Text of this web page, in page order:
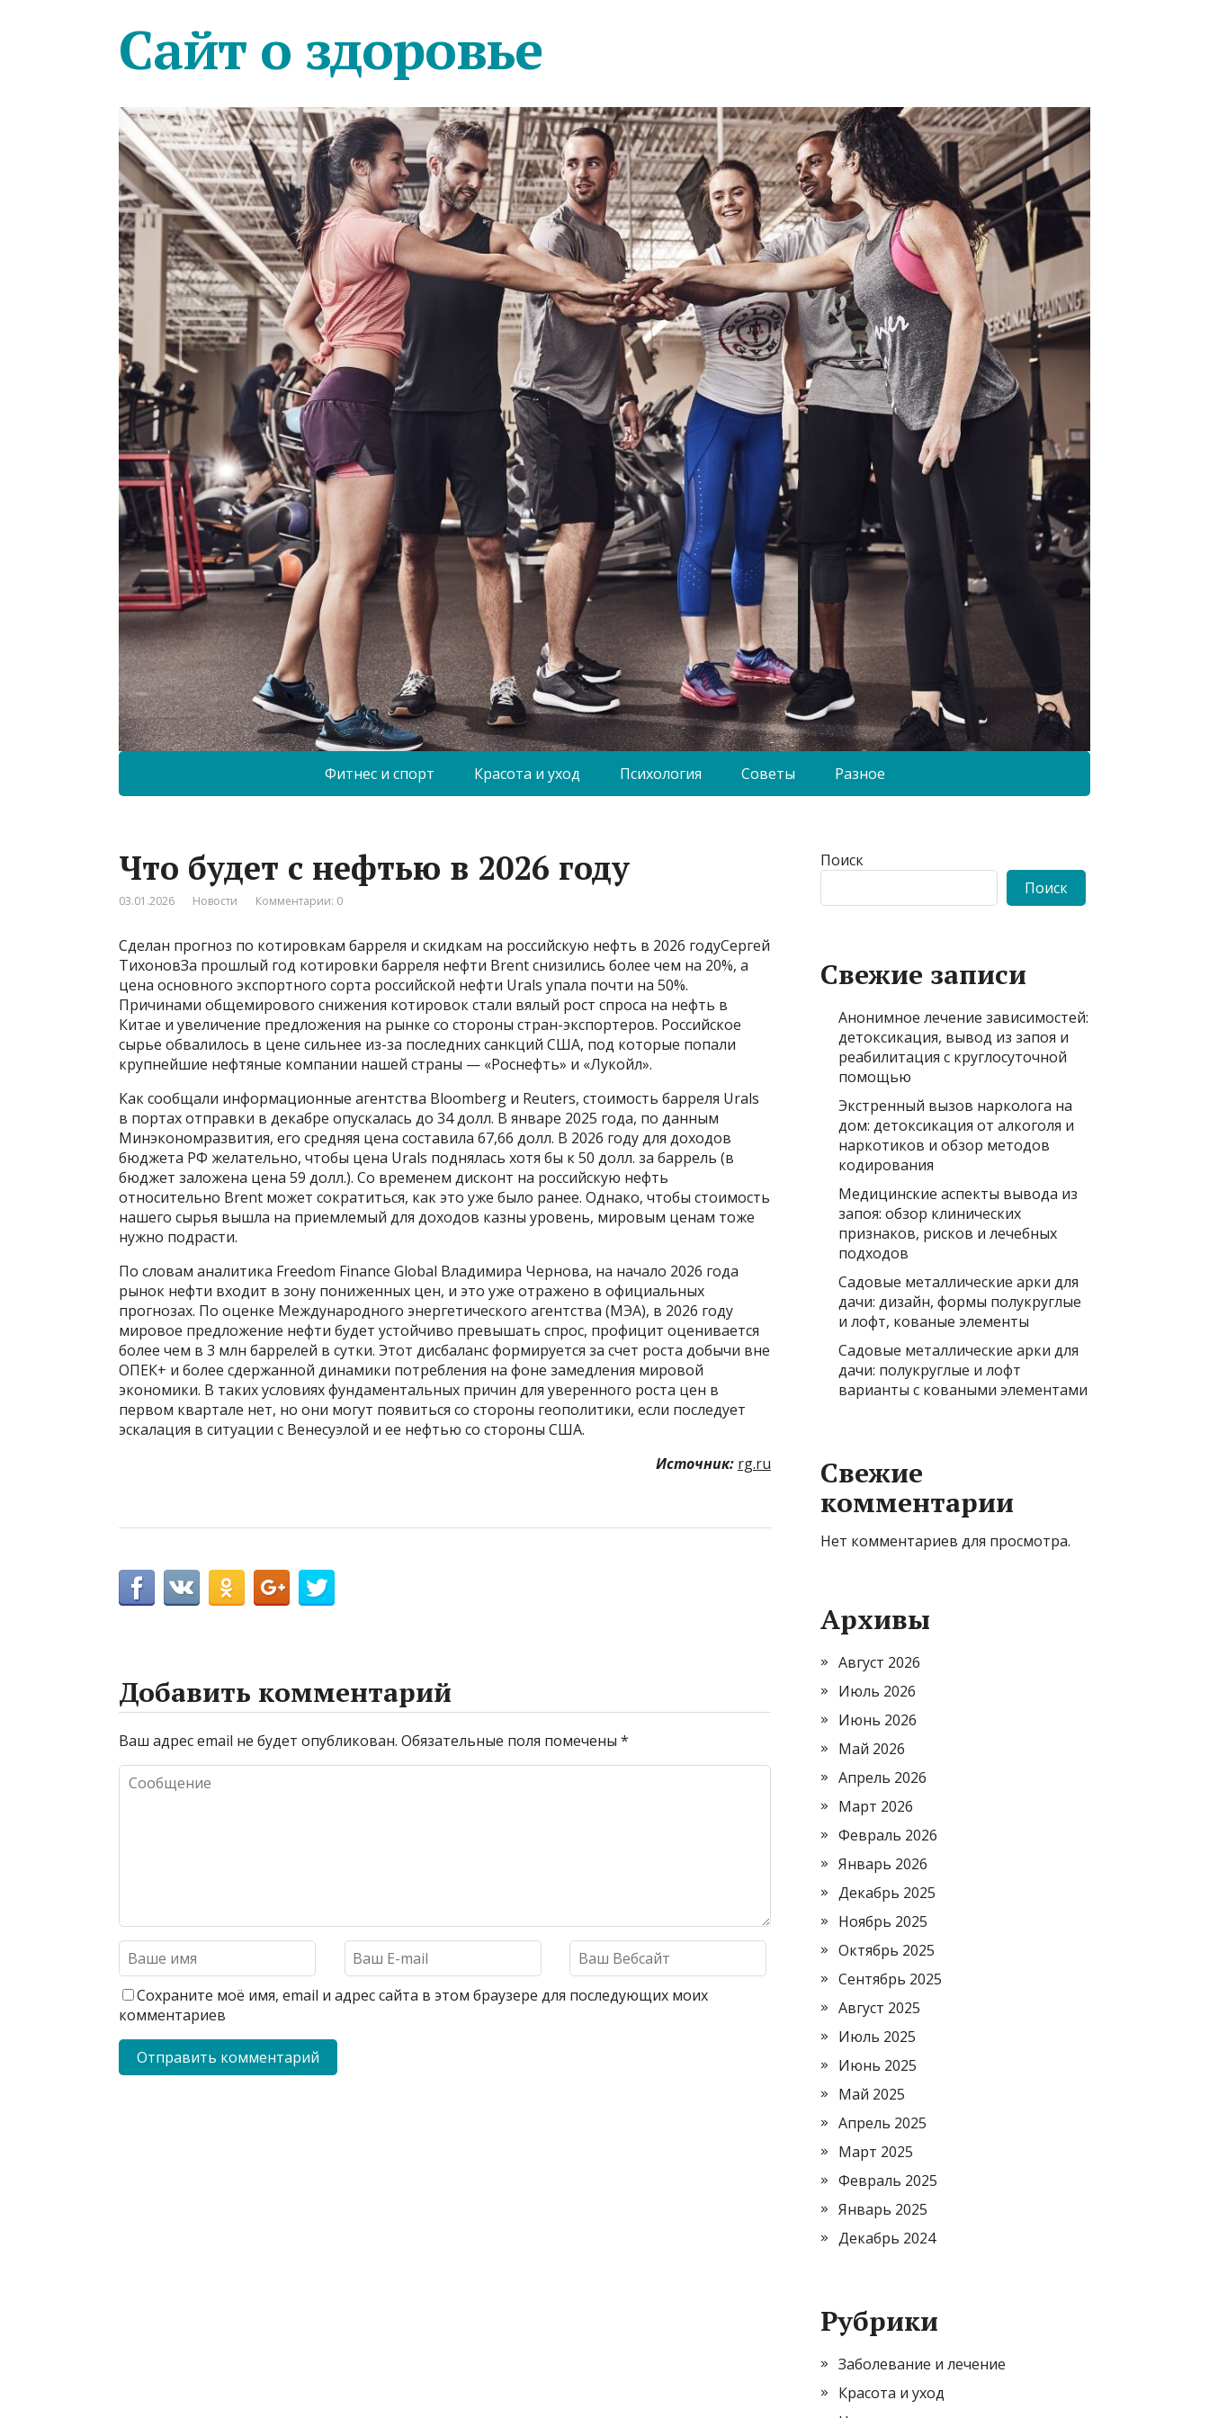
Сайт о здоровье
Фитнес и спорт Красота и уход Психология Советы Разное
Что будет с нефтью в 2026 году
03.01.2026 Новости Комментарии: 0
Сделан прогноз по котировкам барреля и скидкам на российскую нефть в 2026 годуСергей
ТихоновЗа прошлый год котировки барреля нефти Brent снизились более чем на 20%, а
цена основного экспортного сорта российской нефти Urals упала почти на 50%.
Причинами общемирового снижения котировок стали вялый рост спроса на нефть в
Китае и увеличение предложения на рынке со стороны стран-экспортеров. Российское
сырье обвалилось в цене сильнее из-за последних санкций США, под которые попали
крупнейшие нефтяные компании нашей страны — «Роснефть» и «Лукойл».
Как сообщали информационные агентства Bloomberg и Reuters, стоимость барреля Urals
в портах отправки в декабре опускалась до 34 долл. В январе 2025 года, по данным
Минэкономразвития, его средняя цена составила 67,66 долл. В 2026 году для доходов
бюджета РФ желательно, чтобы цена Urals поднялась хотя бы к 50 долл. за баррель (в
бюджет заложена цена 59 долл.). Со временем дисконт на российскую нефть
относительно Brent может сократиться, как это уже было ранее. Однако, чтобы стоимость
нашего сырья вышла на приемлемый для доходов казны уровень, мировым ценам тоже
нужно подрасти.
По словам аналитика Freedom Finance Global Владимира Чернова, на начало 2026 года
рынок нефти входит в зону пониженных цен, и это уже отражено в официальных
прогнозах. По оценке Международного энергетического агентства (МЭА), в 2026 году
мировое предложение нефти будет устойчиво превышать спрос, профицит оценивается
более чем в 3 млн баррелей в сутки. Этот дисбаланс формируется за счет роста добычи вне
ОПЕК+ и более сдержанной динамики потребления на фоне замедления мировой
экономики. В таких условиях фундаментальных причин для уверенного роста цен в
первом квартале нет, но они могут появиться со стороны геополитики, если последует
эскалация в ситуации с Венесуэлой и ее нефтью со стороны США.
Источник: rg.ru
Добавить комментарий
Ваш адрес email не будет опубликован. Обязательные поля помечены *
Сохраните моё имя, email и адрес сайта в этом браузере для последующих моих
комментариев
Поиск
Поиск
Свежие записи
Анонимное лечение зависимостей:
детоксикация, вывод из запоя и
реабилитация с круглосуточной
помощью
Экстренный вызов нарколога на
дом: детоксикация от алкоголя и
наркотиков и обзор методов
кодирования
Медицинские аспекты вывода из
запоя: обзор клинических
признаков, рисков и лечебных
подходов
Садовые металлические арки для
дачи: дизайн, формы полукруглые
и лофт, кованые элементы
Садовые металлические арки для
дачи: полукруглые и лофт
варианты с коваными элементами
Свежие
комментарии
Нет комментариев для просмотра.
Архивы
Август 2026
Июль 2026
Июнь 2026
Май 2026
Апрель 2026
Март 2026
Февраль 2026
Январь 2026
Декабрь 2025
Ноябрь 2025
Октябрь 2025
Сентябрь 2025
Август 2025
Июль 2025
Июнь 2025
Май 2025
Апрель 2025
Март 2025
Февраль 2025
Январь 2025
Декабрь 2024
Рубрики
Заболевание и лечение
Красота и уход